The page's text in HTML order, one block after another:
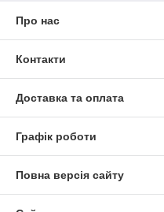
Про нас
Контакти
Доставка та оплата
Графік роботи
Повна версія сайту